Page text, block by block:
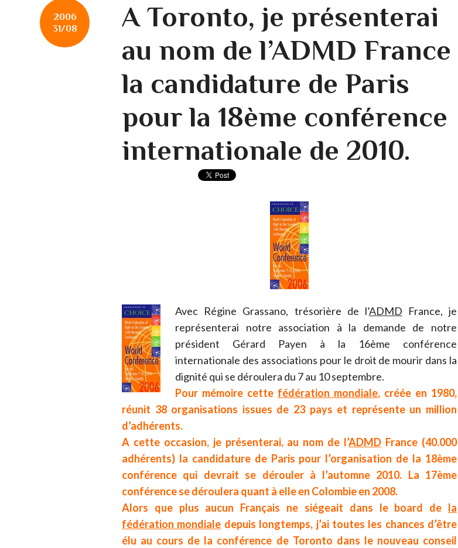
2006
31/08
A Toronto, je présenterai
au nom de l’ADMD France
la candidature de Paris
pour la 18ème conférence
internationale de 2010.
Avec Régine Grassano, trésorière de l’ADMD France, je
représenterai notre association à la demande de notre
président Gérard Payen à la 16ème conférence
internationale des associations pour le droit de mourir dans la
dignité qui se déroulera du 7 au 10 septembre.
Pour mémoire cette fédération mondiale, créée en 1980,
réunit 38 organisations issues de 23 pays et représente un million
d’adhérents.
A cette occasion, je présenterai, au nom de l’ADMD France (40.000
adhérents) la candidature de Paris pour l’organisation de la 18ème
conférence qui devrait se dérouler à l’automne 2010. La 17ème
conférence se déroulera quant à elle en Colombie en 2008.
Alors que plus aucun Français ne siégeait dans le board de la
fédération mondiale depuis longtemps, j’ai toutes les chances d’être
élu au cours de la conférence de Toronto dans le nouveau conseil